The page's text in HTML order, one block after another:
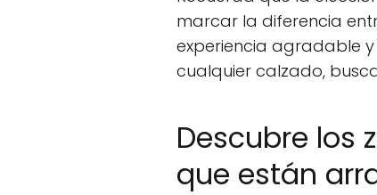
marcar la diferencia
experiencia agradable
cualquier calzado,
Descubre los
que están